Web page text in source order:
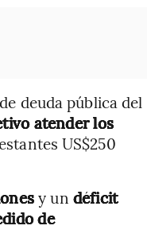
deuda pública del
atender los
US$250
y un déficit
de